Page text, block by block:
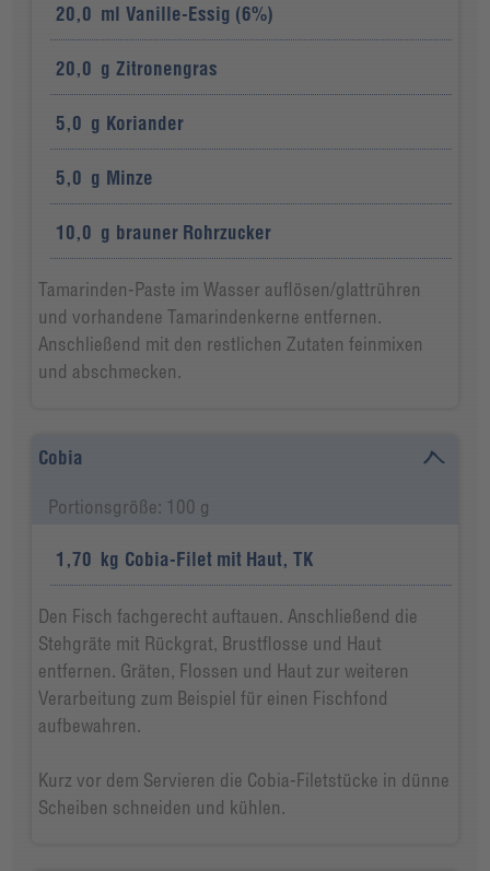
20,0 ml Vanille-Essig (6%)
20,0 g Zitronengras
5,0 g Koriander
5,0 g Minze
10,0 g brauner Rohrzucker
Tamarinden-Paste im Wasser auflösen/glattrühren
und vorhandene Tamarindenkerne entfernen.
Anschließend mit den restlichen Zutaten feinmixen
und abschmecken.
Cobia
Portionsgröße: 100 g
1,70 kg Cobia-Filet mit Haut, TK
Den Fisch fachgerecht auftauen. Anschließend die
Stehgräte mit Rückgrat, Brustflosse und Haut
entfernen. Gräten, Flossen und Haut zur weiteren
Verarbeitung zum Beispiel für einen Fischfond
aufbewahren.
Kurz vor dem Servieren die Cobia-Filetstücke in dünne
Scheiben schneiden und kühlen.